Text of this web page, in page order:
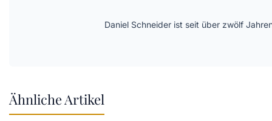
Daniel Schneider ist seit über zwölf
Ähnliche Artikel